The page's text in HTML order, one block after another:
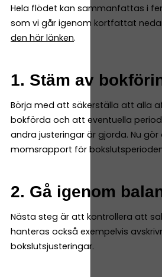
Hela flödet kan sammanfattas i
som vi går igenom kortfattat
den här länken.
1. Stäm av
Börja med att säkerställa att alla
bokförda och att eventuella
andra justeringar är gjorda. Nu gör
momsrapport för
2. Gå igenom
Nästa steg är att kontrollera att
hanteras också exempelvis
bokslutsjusteringar.